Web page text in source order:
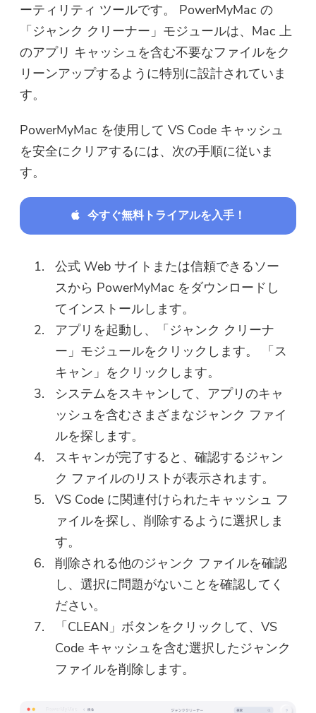
ーティリティ ツールです。 PowerMyMac の
「ジャンク クリーナー」モジュールは、Mac 上
のアプリ キャッシュを含む不要なファイルをク
リーンアップするように特別に設計されていま
す。
PowerMyMac を使用して VS Code キャッシュ
を安全にクリアするには、次の手順に従いま
す。
今すぐ無料トライアルを入手！
公式 Web サイトまたは信頼できるソー
スから PowerMyMac をダウンロードし
てインストールします。
アプリを起動し、「ジャンク クリーナ
ー」モジュールをクリックします。 「ス
キャン」をクリックします。
システムをスキャンして、アプリのキャ
ッシュを含むさまざまなジャンク ファイ
ルを探します。
スキャンが完了すると、確認するジャン
ク ファイルのリストが表示されます。
VS Code に関連付けられたキャッシュ フ
ァイルを探し、削除するように選択しま
す。
削除される他のジャンク ファイルを確認
し、選択に問題がないことを確認してく
ださい。
「CLEAN」ボタンをクリックして、VS
Code キャッシュを含む選択したジャンク
ファイルを削除します。